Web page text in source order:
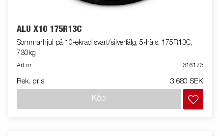
ALU X10 175R13C
Sommarhjul på 10-ekrad svart/silverfälg, 5-håls, 175R13C,
730kg
Art nr 316173
Rek. pris 3 680 SEK
Köp